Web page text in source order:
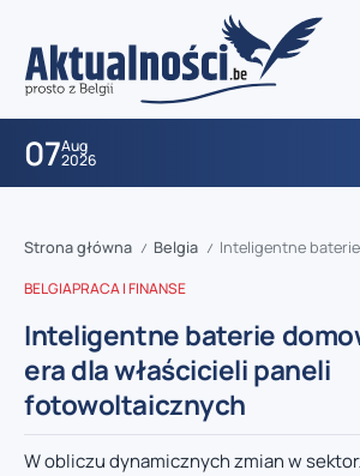
07Aug
2026
Strona główna / Belgia / Inteligentne baterie domowe – nowa
BELGIAPRACA I FINANSE
Inteligentne baterie
era dla właścicieli paneli
fotowoltaicznych
W obliczu dynamicznych zmian w